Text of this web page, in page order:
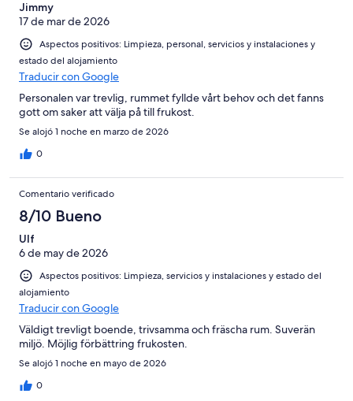
Normal
Mediocre
puntuación
de
Horrible
Jimmy
17 de mar de 2026
Aspectos positivos: Limpieza, personal, servicios y instalaciones y
estado del alojamiento
Traducir con Google
Personalen var trevlig, rummet fyllde vårt behov och det fanns
gott om saker att välja på till frukost.
Se alojó 1 noche en marzo de 2026
0
Comentario verificado
8/10 Bueno
Ulf
6 de may de 2026
Aspectos positivos: Limpieza, servicios y instalaciones y estado del
alojamiento
Traducir con Google
Väldigt trevligt boende, trivsamma och fräscha rum. Suverän
miljö. Möjlig förbättring frukosten.
Se alojó 1 noche en mayo de 2026
0